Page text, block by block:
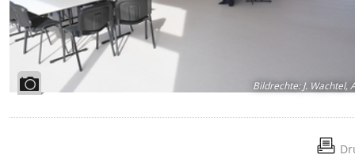
Bildrechte:J. Wachtel,